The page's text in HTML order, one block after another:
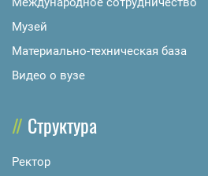
Музей
Материально-техническая база
Видео о вузе
Структура
Ректор